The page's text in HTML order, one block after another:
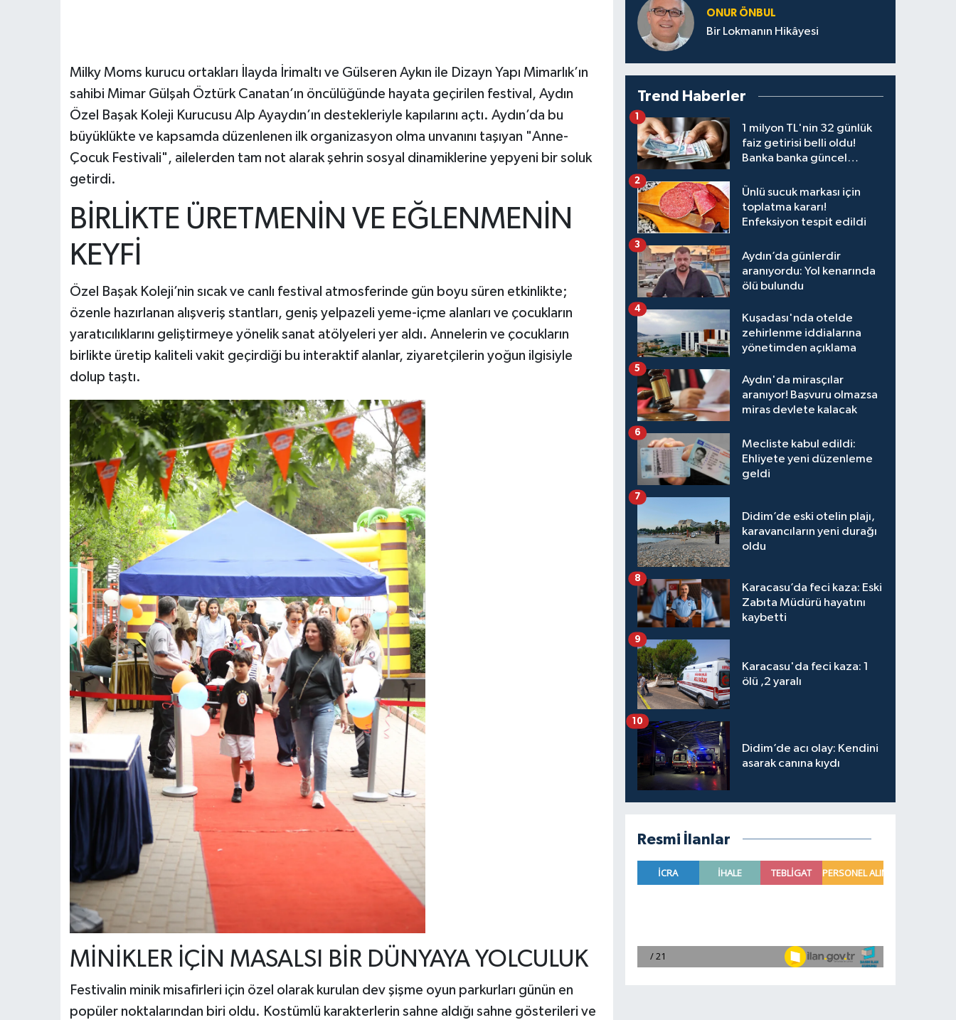
Milky Moms kurucu ortakları İlayda İrimaltı ve Gülseren Aykın ile Dizayn Yapı Mimarlık’ın
sahibi Mimar Gülşah Öztürk Canatan’ın öncülüğünde hayata geçirilen festival, Aydın
Özel Başak Koleji Kurucusu Alp Ayaydın’ın destekleriyle kapılarını açtı. Aydın’da bu
büyüklükte ve kapsamda düzenlenen ilk organizasyon olma unvanını taşıyan "Anne-
Çocuk Festivali", ailelerden tam not alarak şehrin sosyal dinamiklerine yepyeni bir soluk
getirdi.
BİRLİKTE ÜRETMENİN VE EĞLENMENİN
KEYFİ
Özel Başak Koleji’nin sıcak ve canlı festival atmosferinde gün boyu süren etkinlikte;
özenle hazırlanan alışveriş stantları, geniş yelpazeli yeme-içme alanları ve çocukların
yaratıcılıklarını geliştirmeye yönelik sanat atölyeleri yer aldı. Annelerin ve çocukların
birlikte üretip kaliteli vakit geçirdiği bu interaktif alanlar, ziyaretçilerin yoğun ilgisiyle
dolup taştı.
MİNİKLER İÇİN MASALSI BİR DÜNYAYA YOLCULUK
Festivalin minik misafirleri için özel olarak kurulan dev şişme oyun parkurları günün en
popüler noktalarından biri oldu. Kostümlü karakterlerin sahne aldığı sahne gösterileri ve
ONUR ÖNBUL
Bir Lokmanın Hikâyesi
Trend Haberler
1 milyon TL'nin 32 günlük
faiz getirisi belli oldu!
Banka banka güncel
1
Ünlü sucuk markası için
toplatma kararı!
Enfeksiyon tespit edildi
2
Aydın’da günlerdir
aranıyordu: Yol kenarında
ölü bulundu
3
Kuşadası'nda otelde
zehirlenme iddialarına
yönetimden açıklama
4
Aydın'da mirasçılar
aranıyor! Başvuru olmazsa
miras devlete kalacak
5
Mecliste kabul edildi:
Ehliyete yeni düzenleme
geldi
6
Didim’de eski otelin plajı,
karavancıların yeni durağı
oldu
7
Karacasu’da feci kaza: Eski
Zabıta Müdürü hayatını
kaybetti
8
Karacasu'da feci kaza: 1
ölü ,2 yaralı
9
Didim’de acı olay: Kendini
asarak canına kıydı
10
Resmi İlanlar